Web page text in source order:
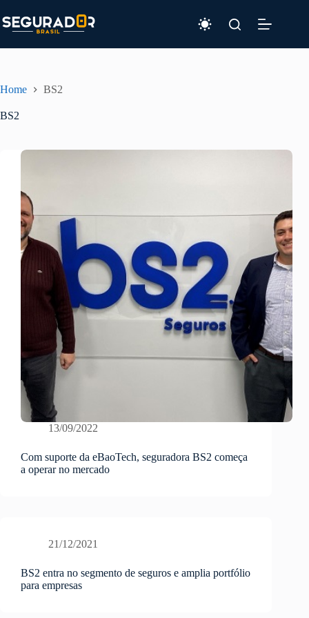
para
o
Home BS2
BS2
13/09/2022
Com suporte da eBaoTech, seguradora BS2 começa
a operar no mercado
21/12/2021
BS2 entra no segmento de seguros e amplia portfólio
para empresas